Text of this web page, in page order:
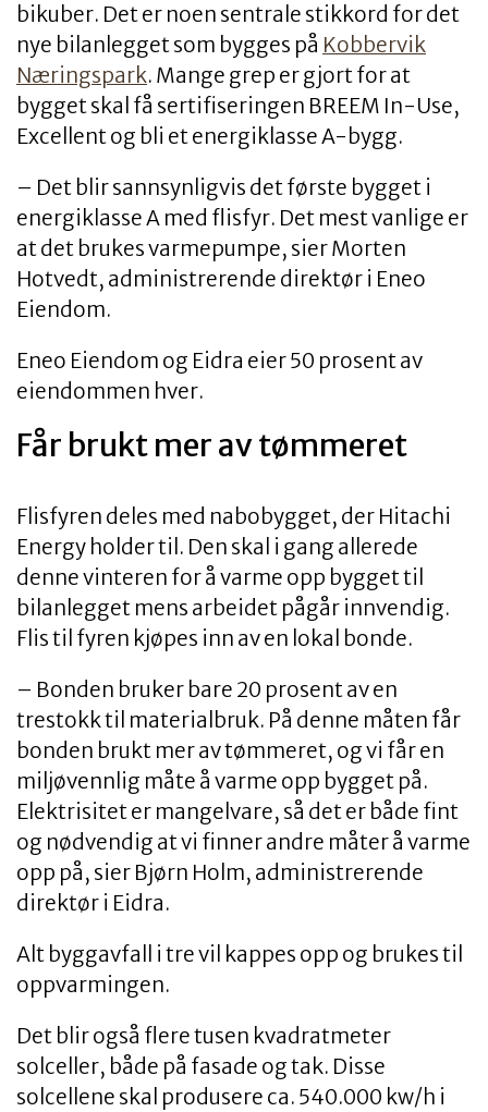
bikuber. Det er noen sentrale stikkord for det
nye bilanlegget som bygges på Kobbervik
Næringspark. Mange grep er gjort for at
bygget skal få sertifiseringen BREEM In-Use,
Excellent og bli et energiklasse A-bygg.
– Det blir sannsynligvis det første bygget i
energiklasse A med flisfyr. Det mest vanlige er
at det brukes varmepumpe, sier Morten
Hotvedt, administrerende direktør i Eneo
Eiendom.
Eneo Eiendom og Eidra eier 50 prosent av
eiendommen hver.
Får brukt mer av tømmeret
Flisfyren deles med nabobygget, der Hitachi
Energy holder til. Den skal i gang allerede
denne vinteren for å varme opp bygget til
bilanlegget mens arbeidet pågår innvendig.
Flis til fyren kjøpes inn av en lokal bonde.
– Bonden bruker bare 20 prosent av en
trestokk til materialbruk. På denne måten får
bonden brukt mer av tømmeret, og vi får en
miljøvennlig måte å varme opp bygget på.
Elektrisitet er mangelvare, så det er både fint
og nødvendig at vi finner andre måter å varme
opp på, sier Bjørn Holm, administrerende
direktør i Eidra.
Alt byggavfall i tre vil kappes opp og brukes til
oppvarmingen.
Det blir også flere tusen kvadratmeter
solceller, både på fasade og tak. Disse
solcellene skal produsere ca. 540.000 kw/h i